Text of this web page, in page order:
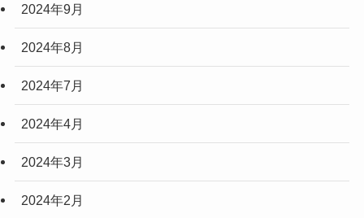
2024年9月
2024年8月
2024年7月
2024年4月
2024年3月
2024年2月